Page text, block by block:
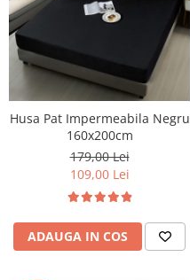
Husa Pat Impermeabila Negru
160x200cm
179,00 Lei
109,00 Lei
ADAUGA IN COS